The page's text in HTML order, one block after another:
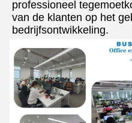
professioneel
van de klanten op het
bedrijfsontwikkeling.